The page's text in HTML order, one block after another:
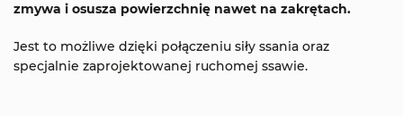
zmywa i osusza powierzchnię nawet na zakrętach.
Jest to możliwe dzięki połączeniu siły ssania oraz
specjalnie zaprojektowanej ruchomej ssawie.